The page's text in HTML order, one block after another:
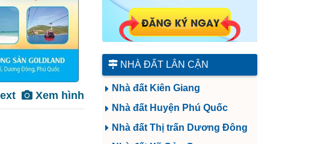
Xem hình
NHÀ ĐẤT LÂN CẬN
Nhà đất Kiên Giang
Nhà đất Huyện Phú Quốc
Nhà đất Thị trấn Dương Đông